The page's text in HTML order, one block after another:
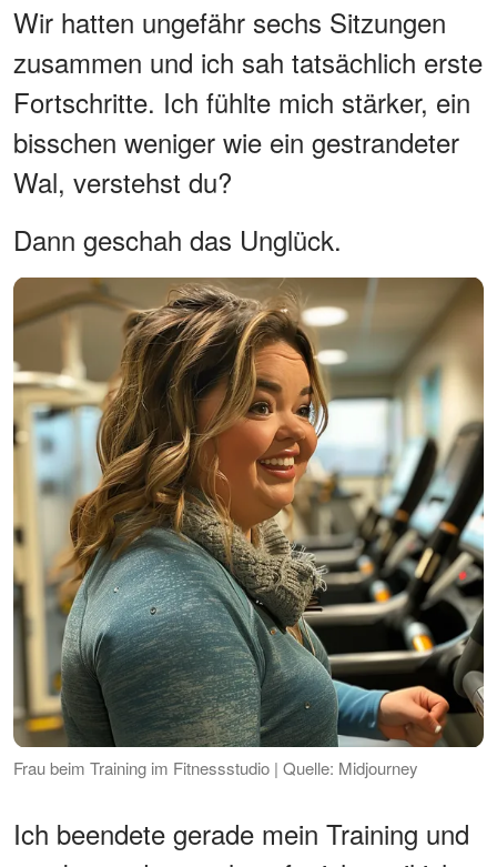
Wir hatten ungefähr sechs Sitzungen
zusammen und ich sah tatsächlich erste
Fortschritte. Ich fühlte mich stärker, ein
bisschen weniger wie ein gestrandeter
Wal, verstehst du?
Dann geschah das Unglück.
Frau beim Training im Fitnessstudio | Quelle: Midjourney
Ich beendete gerade mein Training und